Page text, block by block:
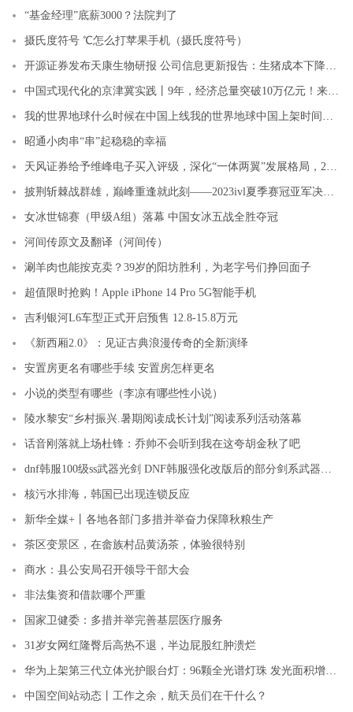
“基金经理”底薪3000？法院判了
摄氏度符号 ℃怎么打苹果手机（摄氏度符号）
开源证券发布天康生物研报 公司信息更新报告：生猪成本下降出栏稳增 饲料量利齐升静待利润修复
中国式现代化的京津冀实践丨9年，经济总量突破10万亿元！来看京津冀协同发展成效
我的世界地球什么时候在中国上线我的世界地球中国上架时间介绍
昭通小肉串“串”起稳稳的幸福
天风证券给予维峰电子买入评级，深化“一体两翼”发展格局，2023H1业绩稳步增长
披荆斩棘战群雄，巅峰重逢就此刻——2023ivl夏季赛冠亚军决赛前瞻
女冰世锦赛（甲级A组）落幕 中国女冰五战全胜夺冠
河间传原文及翻译（河间传）
涮羊肉也能按克卖？39岁的阳坊胜利，为老字号们挣回面子
超值限时抢购！Apple iPhone 14 Pro 5G智能手机
吉利银河L6车型正式开启预售 12.8-15.8万元
《新西厢2.0》：见证古典浪漫传奇的全新演绎
安置房更名有哪些手续 安置房怎样更名
小说的类型有哪些（李凉有哪些性小说）
陵水黎安“乡村振兴.暑期阅读成长计划”阅读系列活动落幕
话音刚落就上场杜锋：乔帅不会听到我在这夸胡金秋了吧
dnf韩服100级ss武器光剑 DNF韩服强化改版后的部分剑系武器强化数据分享）
核污水排海，韩国已出现连锁反应
新华全媒+丨各地各部门多措并举奋力保障秋粮生产
茶区变景区，在畲族村品黄汤茶，体验很特别
商水：县公安局召开领导干部大会
非法集资和借款哪个严重
国家卫健委：多措并举完善基层医疗服务
31岁女网红隆臀后高热不退，半边屁股红肿溃烂
华为上架第三代立体光护眼台灯：96颗全光谱灯珠 发光面积增大100%
中国空间站动态丨工作之余，航天员们在干什么？